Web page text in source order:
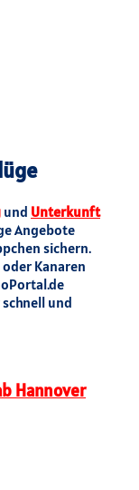
und Unterkunft
Angebote
sichern.
Kanaren
und
Hannover